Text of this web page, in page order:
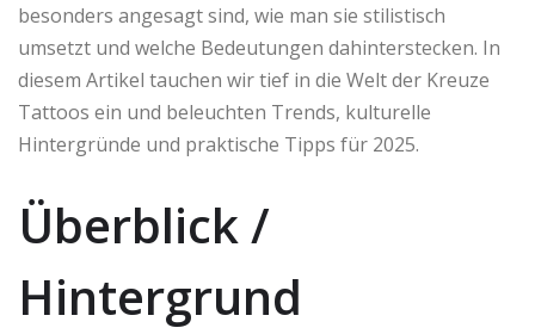
besonders angesagt sind, wie man sie stilistisch
umsetzt und welche Bedeutungen dahinterstecken. In
diesem Artikel tauchen wir tief in die Welt der Kreuze
Tattoos ein und beleuchten Trends, kulturelle
Hintergründe und praktische Tipps für 2025.
Überblick /
Hintergrund